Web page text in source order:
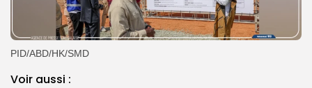
PID/ABD/HK/SMD
Voir aussi :